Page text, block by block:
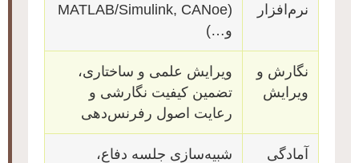
نرم‌افزار
(MATLAB/Simulink, CANoe
و…)
نگارش و
ویرایش
ویرایش علمی و ساختاری،
تضمین کیفیت نگارشی و
رعایت اصول رفرنس‌دهی
آمادگی
شبیه‌سازی جلسه دفاع،